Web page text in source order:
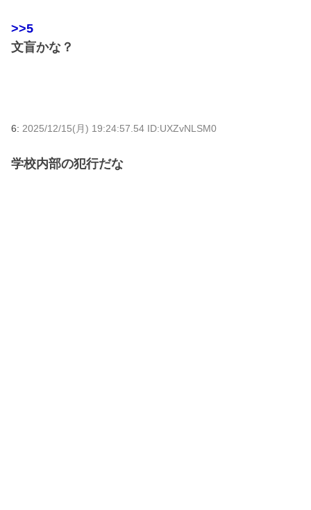
>>5
文盲かな？
6: 2025/12/15(月) 19:24:57.54 ID:UXZvNLSM0
学校内部の犯行だな